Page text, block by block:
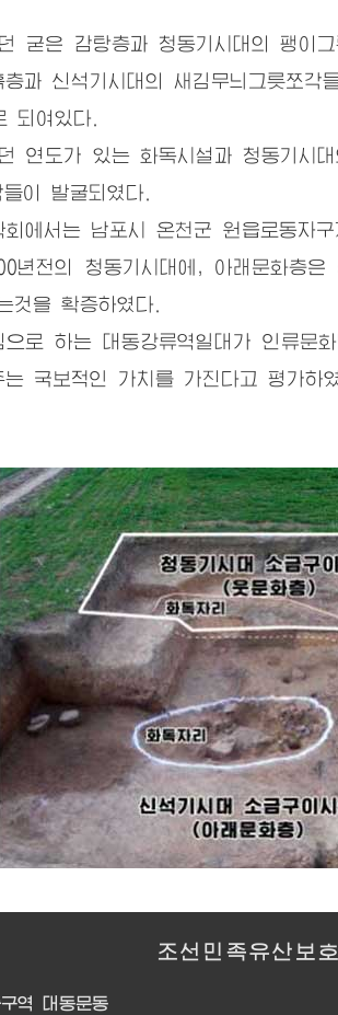
굳은 감탕층과 청동기시대의 팽이
과 신석기시대의 새김무늬그릇쪼각
되여있다.
도가 있는 화독시설과 청동기시대
이 발굴되였다.
에서는 남포시 온천군 원읍로동자
년전의 청동기시대에, 아래문화층
것을 확증하였다.
하는 대동강류역일대가 인류문
국보적인 가치를 가진다고 평가하
조선민족유산보
역 대동문동